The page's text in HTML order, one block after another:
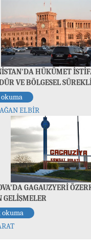
HÜKÜMET
VE BÖLGESEL
04.08.2026
okuma
ELBİR
GAGAUZYERİ
GELİŞMELER
okuma